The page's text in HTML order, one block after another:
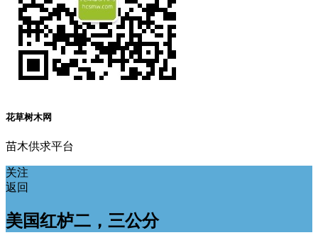
花草树木网
苗木供求平台
关注
返回
美国红栌二，三公分